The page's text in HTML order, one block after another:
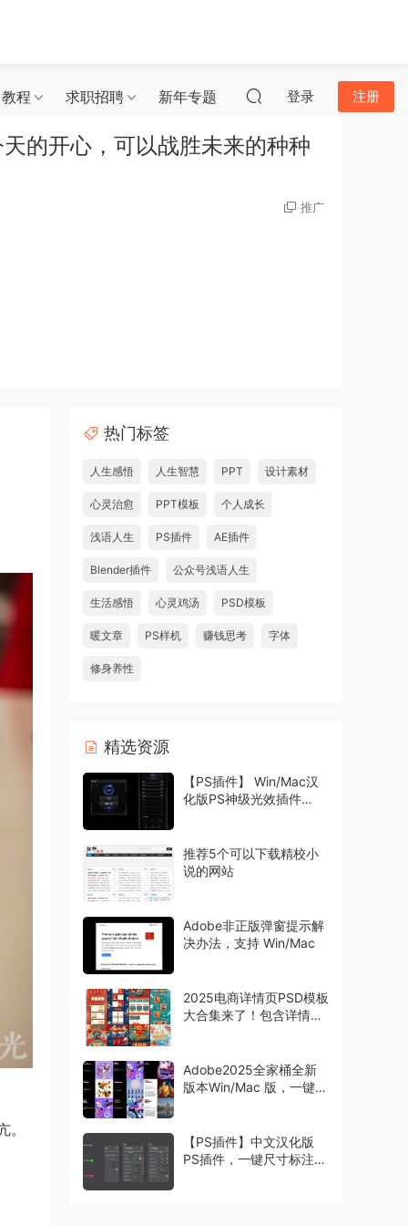
程 求职招聘 新年专题 登录 注册
的开心，可以战胜未来的种种
推广
热门标签
人生感悟 人生智慧 PPT 设计素材
心灵治愈 PPT模板 个人成长
浅语人生 PS插件 AE插件
Blender插件 公众号浅语人生
生活感悟 心灵鸡汤 PSD模板
暖文章 PS样机 赚钱思考 字体
修身养性
精选资源
【PS插件】 Win/Mac汉
化版PS神级光效插件
推荐5个可以下载精校小
说的网站
Adobe非正版弹窗提示解
决办法，支持 Win/Mac
2025电商详情页PSD模板
大合集来了！包含详情页
Adobe2025全家桶全新
版本Win/Mac 版，一键安
【PS插件】中文汉化版
PS插件，一键尺寸标注工